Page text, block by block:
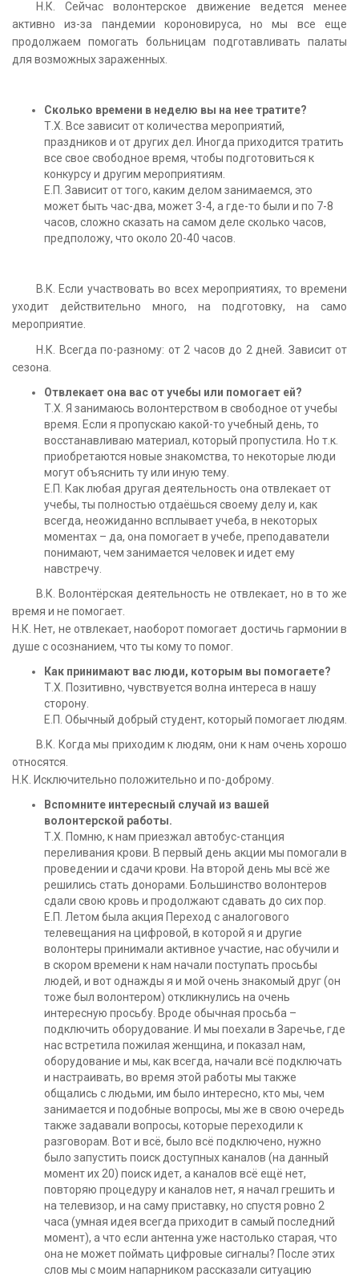
Н.К. Сейчас волонтерское движение ведется менее
активно из-за пандемии короновируса, но мы все еще
продолжаем помогать больницам подготавливать палаты
для возможных зараженных.
Сколько времени в неделю вы на нее тратите?
Т.Х. Все зависит от количества мероприятий,
праздников и от других дел. Иногда приходится тратить
все свое свободное время, чтобы подготовиться к
конкурсу и другим мероприятиям.
Е.П. Зависит от того, каким делом занимаемся, это
может быть час-два, может 3-4, а где-то были и по 7-8
часов, сложно сказать на самом деле сколько часов,
предположу, что около 20-40 часов.
В.К. Если участвовать во всех мероприятиях, то времени
уходит действительно много, на подготовку, на само
мероприятие.
Н.К. Всегда по-разному: от 2 часов до 2 дней. Зависит от
сезона.
Отвлекает она вас от учебы или помогает ей?
Т.Х. Я занимаюсь волонтерством в свободное от учебы
время. Если я пропускаю какой-то учебный день, то
восстанавливаю материал, который пропустила. Но т.к.
приобретаются новые знакомства, то некоторые люди
могут объяснить ту или иную тему.
Е.П. Как любая другая деятельность она отвлекает от
учебы, ты полностью отдаёшься своему делу и, как
всегда, неожиданно всплывает учеба, в некоторых
моментах – да, она помогает в учебе, преподаватели
понимают, чем занимается человек и идет ему
навстречу.
В.К. Волонтёрская деятельность не отвлекает, но в то же
время и не помогает.
Н.К. Нет, не отвлекает, наоборот помогает достичь гармонии в
душе с осознанием, что ты кому то помог.
Как принимают вас люди, которым вы помогаете?
Т.Х. Позитивно, чувствуется волна интереса в нашу
сторону.
Е.П. Обычный добрый студент, который помогает людям.
В.К. Когда мы приходим к людям, они к нам очень хорошо
относятся.
Н.К. Исключительно положительно и по-доброму.
Вспомните интересный случай из вашей
волонтерской работы.
Т.Х. Помню, к нам приезжал автобус-станция
переливания крови. В первый день акции мы помогали в
проведении и сдачи крови. На второй день мы всё же
решились стать донорами. Большинство волонтеров
сдали свою кровь и продолжают сдавать до сих пор.
Е.П. Летом была акция Переход с аналогового
телевещания на цифровой, в которой я и другие
волонтеры принимали активное участие, нас обучили и
в скором времени к нам начали поступать просьбы
людей, и вот однажды я и мой очень знакомый друг (он
тоже был волонтером) откликнулись на очень
интересную просьбу. Вроде обычная просьба –
подключить оборудование. И мы поехали в Заречье, где
нас встретила пожилая женщина, и показал нам,
оборудование и мы, как всегда, начали всё подключать
и настраивать, во время этой работы мы также
общались с людьми, им было интересно, кто мы, чем
занимается и подобные вопросы, мы же в свою очередь
также задавали вопросы, которые переходили к
разговорам. Вот и всё, было всё подключено, нужно
было запустить поиск доступных каналов (на данный
момент их 20) поиск идет, а каналов всё ещё нет,
повторяю процедуру и каналов нет, я начал грешить и
на телевизор, и на саму приставку, но спустя ровно 2
часа (умная идея всегда приходит в самый последний
момент), а что если антенна уже настолько старая, что
она не может поймать цифровые сигналы? После этих
слов мы с моим напарником рассказали ситуацию